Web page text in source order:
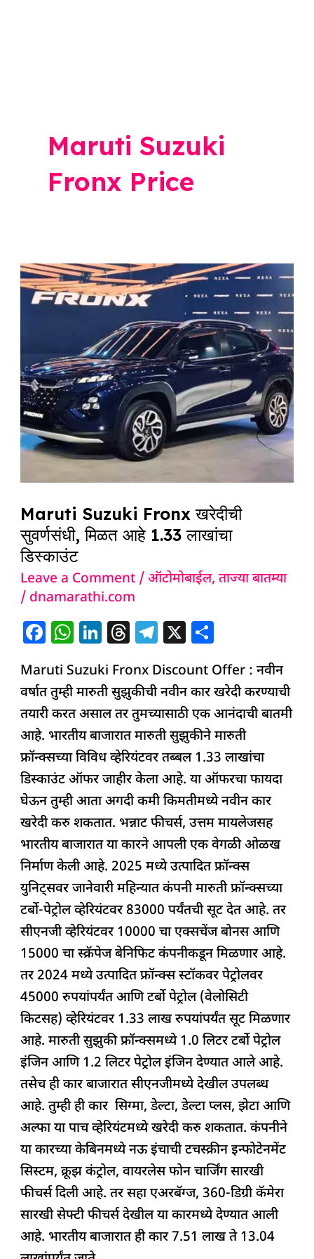
Maruti Suzuki
Fronx Price
Maruti Suzuki Fronx खरेदीची
सुवर्णसंधी, मिळत आहे 1.33 लाखांचा
डिस्काउंट
Leave a Comment /ऑटोमोबाईल,ताज्या बातम्या
/ dnamarathi.com
F
c
e
b
o
o
k
W
at
s
A
p
p
Li
k
e
dI
n
T
re
a
d
s
T
e
g
ra
m
X
ar
e
Maruti Suzuki Fronx Discount Offer : नवीन
वर्षात तुम्ही मारुती सुझुकीची नवीन कार खरेदी करण्याची
तयारी करत असाल तर तुमच्यासाठी एक आनंदाची बातमी
आहे. भारतीय बाजारात मारुती सुझुकीने मारुती
फ्रॉन्क्सच्या विविध व्हेरियंटवर तब्बल 1.33 लाखांचा
डिस्काउंट ऑफर जाहीर केला आहे. या ऑफरचा फायदा
घेऊन तुम्ही आता अगदी कमी किमतीमध्ये नवीन कार
खरेदी करु शकतात. भन्नाट फीचर्स, उत्तम मायलेजसह
भारतीय बाजारात या कारने आपली एक वेगळी ओळख
निर्माण केली आहे. 2025 मध्ये उत्पादित फ्रॉन्क्स
युनिट्सवर जानेवारी महिन्यात कंपनी मारुती फ्रॉन्क्सच्या
टर्बो-पेट्रोल व्हेरियंटवर 83000 पर्यंतची सूट देत आहे. तर
सीएनजी व्हेरियंटवर 10000 चा एक्सचेंज बोनस आणि
15000 चा स्क्रॅपेज बेनिफिट कंपनीकडून मिळणार आहे.
तर 2024 मध्ये उत्पादित फ्रॉन्क्स स्टॉकवर पेट्रोलवर
45000 रुपयांपर्यंत आणि टर्बो पेट्रोल (वेलोसिटी
किटसह) व्हेरियंटवर 1.33 लाख रुपयांपर्यंत सूट मिळणार
आहे. मारुती सुझुकी फ्रॉन्क्समध्ये 1.0 लिटर टर्बो पेट्रोल
इंजिन आणि 1.2 लिटर पेट्रोल इंजिन देण्यात आले आहे.
तसेच ही कार बाजारात सीएनजीमध्ये देखील उपलब्ध
आहे. तुम्ही ही कार सिग्मा, डेल्टा, डेल्टा प्लस, झेटा आणि
अल्फा या पाच व्हेरियंटमध्ये खरेदी करु शकतात. कंपनीने
या कारच्या केबिनमध्ये नऊ इंचाची टचस्क्रीन इन्फोटेनमेंट
सिस्टम, क्रूझ कंट्रोल, वायरलेस फोन चार्जिंग सारखी
फीचर्स दिली आहे. तर सहा एअरबॅग्ज, 360-डिग्री कॅमेरा
सारखी सेफ्टी फीचर्स देखील या कारमध्ये देण्यात आली
आहे. भारतीय बाजारात ही कार 7.51 लाख ते 13.04
Maruti
Suzuki
सुवर्णसंधी,
मिळत
आहे
1.33
लाखांचा